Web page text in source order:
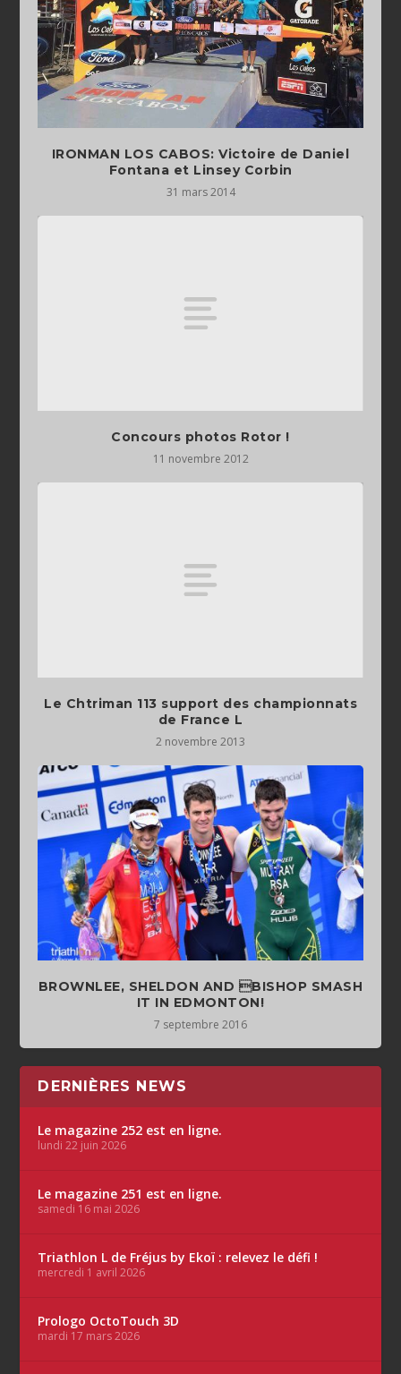
IRONMAN LOS CABOS: Victoire de Daniel
Fontana et Linsey Corbin
31 mars 2014
Concours photos Rotor !
11 novembre 2012
Le Chtriman 113 support des championnats
de France L
2 novembre 2013
BROWNLEE, SHELDON AND BISHOP SMASH
IT IN EDMONTON!
7 septembre 2016
DERNIÈRES NEWS
Le magazine 252 est en ligne.
lundi 22 juin 2026
Le magazine 251 est en ligne.
samedi 16 mai 2026
Triathlon L de Fréjus by Ekoï : relevez le défi !
mercredi 1 avril 2026
Prologo OctoTouch 3D
mardi 17 mars 2026